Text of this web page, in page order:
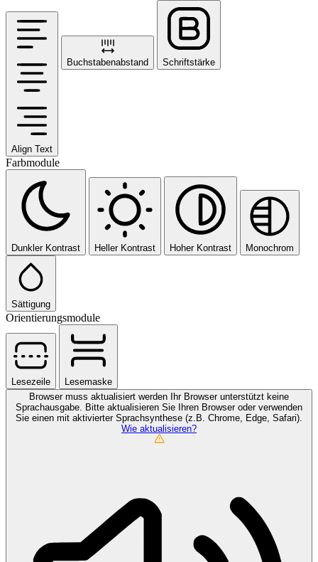
Align Text
Buchstabenabstand Schriftstärke
Farbmodule
Dunkler Kontrast Heller Kontrast Hoher Kontrast Monochrom
Sättigung
Orientierungsmodule
Lesezeile
Lesemaske
Browser muss aktualisiert werden
Ihr Browser unterstützt keine
Sprachausgabe. Bitte aktualisieren Sie Ihren Browser oder verwenden
Sie einen mit aktivierter Sprachsynthese (z.B. Chrome, Edge, Safari).
Wie aktualisieren?